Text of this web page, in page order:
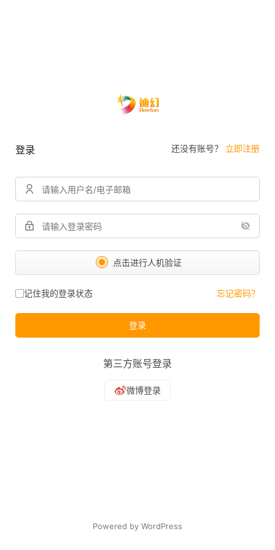
登录 还没有账号？ 立即注册
点击进行人机验证
记住我的登录状态 忘记密码？
登录
第三方账号登录
Powered by WordPress